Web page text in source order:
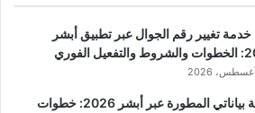
خدمة تغيير رقم الجوال عبر تطبيق أبشر
الفوري
خدمة بياناتي المطورة عبر أبشر 2026: خطوات